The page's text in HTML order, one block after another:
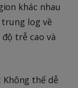
khác nhau
trung log về
trễ cao và
: Không thể dễ